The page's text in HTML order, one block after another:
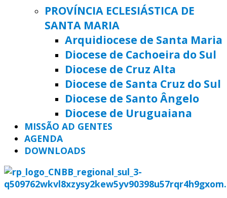
PROVÍNCIA ECLESIÁSTICA DE
SANTA MARIA
Arquidiocese de Santa Maria
Diocese de Cachoeira do Sul
Diocese de Cruz Alta
Diocese de Santa Cruz do Sul
Diocese de Santo Ângelo
Diocese de Uruguaiana
MISSÃO AD GENTES
AGENDA
DOWNLOADS